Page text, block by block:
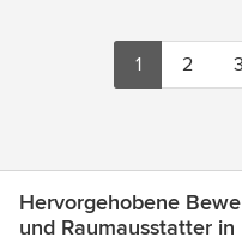
1 2 3
Hervorgehobene
und Raumausstatter